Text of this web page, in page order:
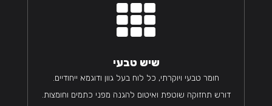

שיש טבעי
חומר טבעי ויוקרתי, כל לוח בעל גוון ודוגמא ייחודיים.
דורש תחזוקה שוטפת ואיטום להגנה מפני כתמים וחומצות.